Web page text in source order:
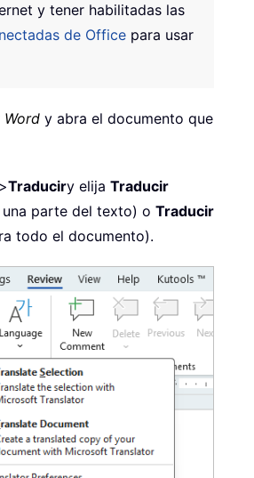
y tener habilitadas las
de Office para usar
y abra el documento que
>Traduciry elija Traducir
una parte del texto) o Traducir
todo el documento).